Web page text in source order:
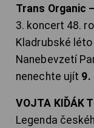
Trans Organic
3. koncert 48.
Kladrubské
Nanebevzetí
nenechte ujít 9.
VOJTA KIĎÁK
Legenda